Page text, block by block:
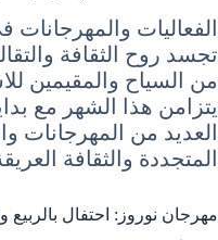
الفعاليات
تجسد روح الثقافة
من السياح والمقيمين
يتزامن هذا الشهر مع
العديد من المهرجانات
المتجددة والثقافة
مهرجان نوروز: احتفال بالربيع